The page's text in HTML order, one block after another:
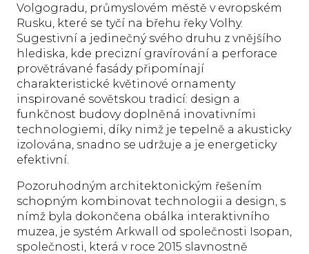
Volgogradu, průmyslovém městě v evropském
Rusku, které se tyčí na břehu řeky Volhy.
Sugestivní a jedinečný svého druhu z vnějšího
hlediska, kde precizní gravírování a perforace
provětrávané fasády připomínají
charakteristické květinové ornamenty
inspirované sovětskou tradicí: design a
funkčnost budovy doplněná inovativními
technologiemi, díky nimž je tepelně a akusticky
izolována, snadno se udržuje a je energeticky
efektivní.
Pozoruhodným architektonickým řešením
schopným kombinovat technologii a design, s
nímž byla dokončena obálka interaktivního
muzea, je systém Arkwall od společnosti Isopan,
společnosti, která v roce 2015 slavnostně